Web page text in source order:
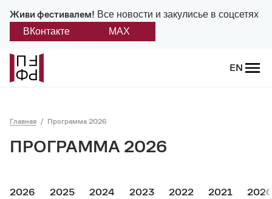
Живи фестивалем! Все новости и закулисье в соцсетях
ВКонтакте
MAX
EN
Назад
Платонов
Положение о фестивале
Главная Программа 2026
ПРОГРАММА 2026
2026 2025 2024 2023 2022 2021 2020